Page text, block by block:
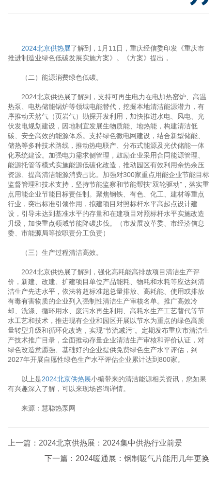
2024北京供热展了解到，1月11日，重庆经信委印发《重庆市
推进制造业绿色低碳发展实施方案》。《方案》提出，
（二）能源消费绿色低碳。
2024北京供热展了解到，支持可再生电力在电加热窑炉、高温
热泵、电热储能锅炉等领域电能替代，挖掘本地清洁能源潜力，有
序推动天然气（页岩气）勘探开发利用，加快推进水电、风电、光
伏发电规划建设，因地制宜发展生物质能、地热能，构建清洁低
碳、安全高效的能源体系。支持绿色微电网建设，结合新型储能、
储热等多种技术路线，推动热电联产、分布式能源及光伏储能一体
化系统建设。加强电力需求侧管理，鼓励企业采用合同能源管理、
能源托管等模式实施能源低碳化改造，推动园区有效利用余热余压
资源、提高清洁能源消费占比。加强对300家重点用能企业节能目标
监督管理和技术支持，坚持节能监察和节能帮扶“双轮驱动”，落实重
点用能企业节能目标责任制。聚焦钢铁、有色、化工、建材等重点
行业，突出标准引领作用，拟建项目对照标杆水平高起点设计建
设，引导未达到基准水平的存量和在建项目对照标杆水平实施改造
升级，加快重点领域节能降碳步伐。（市发展改革委、市经济信息
委、市能源局等按职责分工负责）
（三）生产过程清洁高效。
2024北京供热展了解到，强化高耗能高排放项目清洁生产评
价，新建、改建、扩建项目单位产品能耗、物耗和水耗等应达到清
洁生产先进水平，依法将超标准超总量排放、高耗能、使用或排放
有毒有害物质的企业列入强制性清洁生产审核名单。推广高效冷
却、洗涤、循环用水、废污水再生利用、高耗水生产工艺替代等节
水工艺和技术，推进现有企业和园区开展以节水为重点的绿色高质
量转型升级和循环化改造，实现“节流减污”。定期发布重庆市清洁生
产技术推广目录，全面推动存量企业清洁生产审核和评价认证，对
绿色改造意愿强、基础好的企业提供免费绿色生产水平评估，到
2027年开展自愿性绿色生产水平评估企业累计达到800家。
以上是2024北京供热展小编带来的清洁能源相关资讯，您如果
有兴趣深入了解，可以来现场咨询详情。
来源：慧聪热泵网
上一篇：2024北京供热展：2024集中供热行业前景
下一篇：2024暖通展：钢制暖气片能用几年更换